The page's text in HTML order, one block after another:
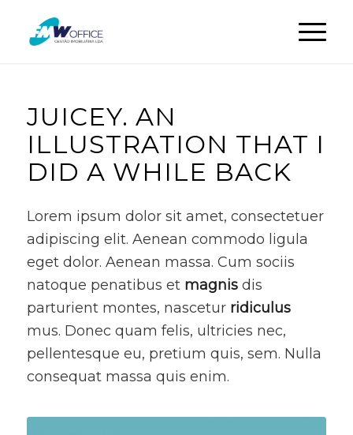
JUICEY. AN
ILLUSTRATION THAT I
DID A WHILE BACK
Lorem ipsum dolor sit amet, consectetuer
adipiscing elit. Aenean commodo ligula
eget dolor. Aenean massa. Cum sociis
natoque penatibus et magnisdis
parturient montes, nascetur ridiculus
mus. Donec quam felis, ultricies nec,
pellentesque eu, pretium quis, sem. Nulla
consequat massa quis enim.